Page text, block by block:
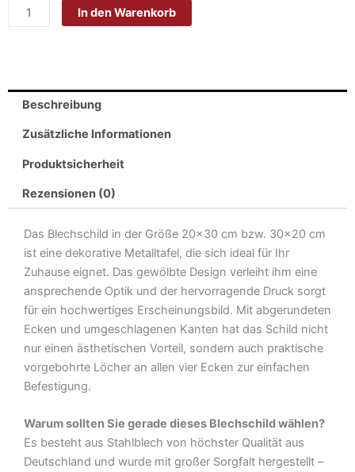
-
Spruch
jammern
meckern
verboten
Metall
Blechschild
Menge
In den Warenkorb
Beschreibung
Zusätzliche Informationen
Produktsicherheit
Rezensionen (0)
Das Blechschild in der Größe 20×30 cm bzw. 30×20 cm
ist eine dekorative Metalltafel, die sich ideal für Ihr
Zuhause eignet. Das gewölbte Design verleiht ihm eine
ansprechende Optik und der hervorragende Druck sorgt
für ein hochwertiges Erscheinungsbild. Mit abgerundeten
Ecken und umgeschlagenen Kanten hat das Schild nicht
nur einen ästhetischen Vorteil, sondern auch praktische
vorgebohrte Löcher an allen vier Ecken zur einfachen
Befestigung.
Warum sollten Sie gerade dieses Blechschild wählen?
Es besteht aus Stahlblech von höchster Qualität aus
Deutschland und wurde mit großer Sorgfalt hergestellt –